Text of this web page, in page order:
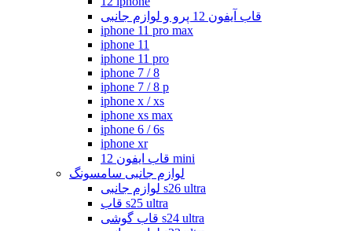
قاب آیفون 12 پرو و لوازم جانبی
iphone 11 pro max
iphone 11
iphone 11 pro
iphone 7 / 8
iphone 7 / 8 p
iphone x / xs
iphone xs max
iphone 6 / 6s
iphone xr
قاب ایفون 12 mini
لوازم جانبی سامسونگ
لوازم جانبی s26 ultra
قاب s25 ultra
قاب گوشی s24 ultra